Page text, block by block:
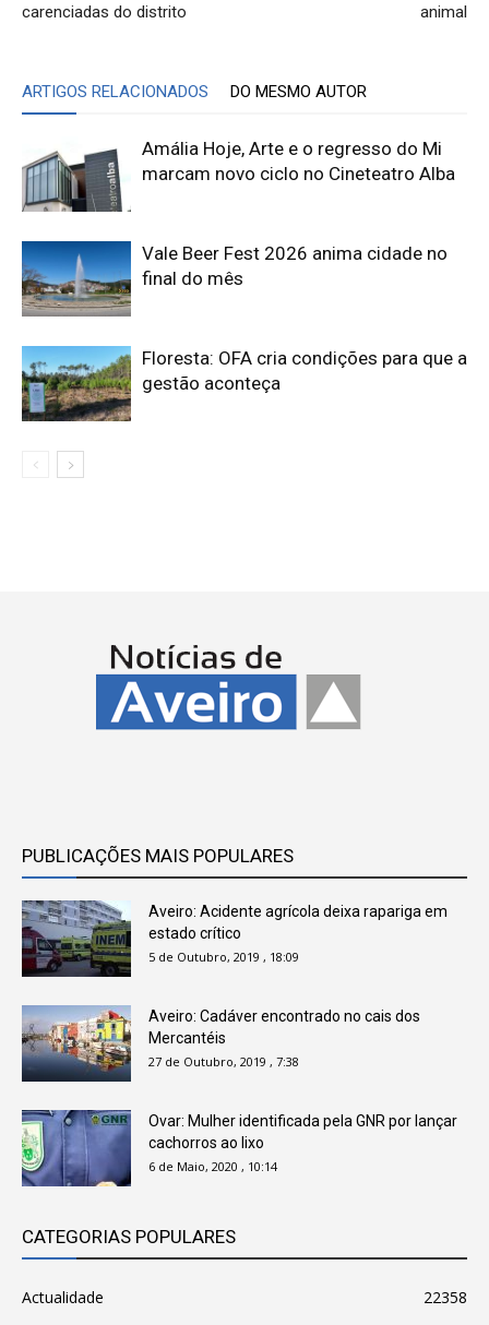
carenciadas do distrito
animal
ARTIGOS RELACIONADOS DO MESMO AUTOR
Amália Hoje, Arte e o regresso do Mi
marcam novo ciclo no Cineteatro Alba
Vale Beer Fest 2026 anima cidade no
final do mês
Floresta: OFA cria condições para que a
gestão aconteça
PUBLICAÇÕES MAIS POPULARES
Aveiro: Acidente agrícola deixa rapariga em
estado crítico
5 de Outubro, 2019 , 18:09
Aveiro: Cadáver encontrado no cais dos
Mercantéis
27 de Outubro, 2019 , 7:38
Ovar: Mulher identificada pela GNR por lançar
cachorros ao lixo
6 de Maio, 2020 , 10:14
CATEGORIAS POPULARES
Actualidade
22358